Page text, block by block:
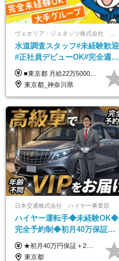
水道調査スタッフ#未経験歓迎
#正社員デビューOK#完全週休
2日制#年休125日#資格取得支
援有#社員数千人以上
■東京都 月給22万5000円（東京地域手当3万円含）～25万円＋残業代全額支給＋各種手当 ■神奈川県 月給19万5000円～24万円＋残業代全額支給＋各種手当 ※年齢・経験を考慮し決定 ※試用期間3ヶ月（期間中の給与・待遇に差異はありません） ◆通勤手当あり（全額支給） ◆昇給年1回、賞与年2回。世界最大級の環境企業グループならではの安定した給与体系です。
東京都_神奈川県
日本交通株式会社 ハイヤー事業部
ハイヤー運転手◆未経験OK◆
完全予約制◆初月40万保証◆
平均年収600万◆約4ヶ月研修
あり◆運転は1日4hほど
★初月40万円保証＋2～6ヶ月目35万円保証 ★平均年収600万円 月給236,000円（一律手当含む）＋運転手当（運転した時間に応じて支給）＋残業代＋賞与年2回 ※基礎研修期間（10日間）は日給1万円を支給します ※試用期間中（3ヶ月）の給与・待遇に差異はありません ※残業代は全額支給します
東京都